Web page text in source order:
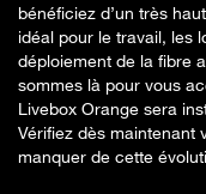
bénéficiez d’un très
idéal pour le travail, les
déploiement de la fibre
sommes là pour vous
Livebox Orange sera
Vérifiez dès maintenant
manquer de cette